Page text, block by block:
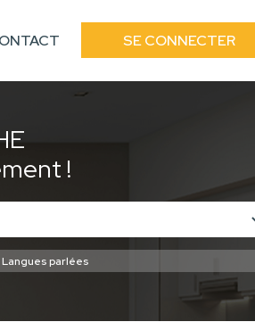
SE CONNECTER
!